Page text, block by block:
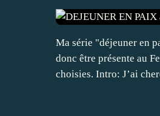
Ma série "déjeuner en
donc être présente au
choisies. Intro: J’ai